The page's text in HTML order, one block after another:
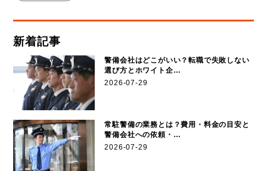
新着記事
警備会社はどこがいい？転職で失敗しない
選び方とホワイト企…
2026-07-29
常駐警備の業務とは？費用・料金の目安と
警備会社への依頼・…
2026-07-29